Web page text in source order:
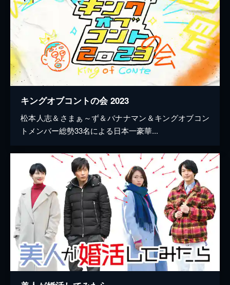
キングオブコントの会 2023
松本人志＆さまぁ～ず＆バナナマン＆キングオブコン
トメンバー総勢33名による日本一豪華...